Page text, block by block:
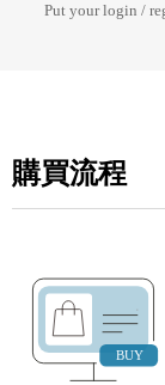
Put your login /
購買流程